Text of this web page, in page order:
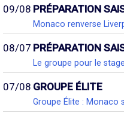
09/08 PRÉPARATION
Monaco renverse
08/07 PRÉPARATION
Le groupe pour le
07/08 GROUPE ÉLITE
Groupe Élite : Monaco